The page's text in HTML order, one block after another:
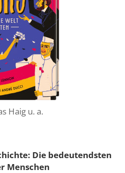
Haig u. a.
Die bedeutendsten
Menschen